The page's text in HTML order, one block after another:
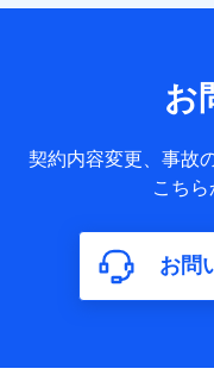
送信履歴などの情報
約に関する情報。例と
名、住所、生年月日
保険加入の目的、保
年数などの情報、ペ
れます。
【共同して利用する
株式会社NTTドコモ
お
契約内容変更、事故
こちら
お問